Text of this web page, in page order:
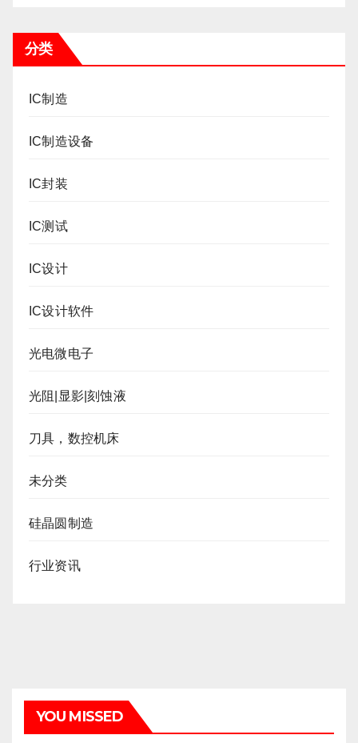
分类
IC制造
IC制造设备
IC封装
IC测试
IC设计
IC设计软件
光电微电子
光阻|显影|刻蚀液
刀具，数控机床
未分类
硅晶圆制造
行业资讯
YOU MISSED